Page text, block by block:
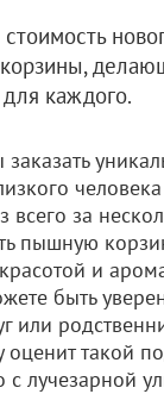
каждого.
всего за
пышную
и
быть
или
оценит такой
с